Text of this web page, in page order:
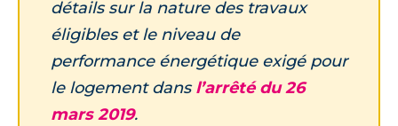
détails sur la nature des travaux
éligibles et le niveau de
performance énergétique exigé pour
le logement dansl’arrêté du 26
mars 2019.